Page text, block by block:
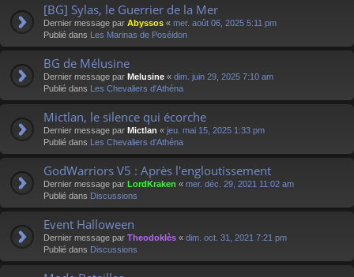
[BG] Sylas, le Guerrier de la Mer
Dernier message par Abyssos « mer. août 06, 2025 5:11 pm
Publié dans Les Marinas de Poséidon
BG de Mélusine
Dernier message par Melusine « dim. juin 29, 2025 7:10 am
Publié dans Les Chevaliers d'Athéna
Mictlan, le silence qui écorche
Dernier message par Mictlan « jeu. mai 15, 2025 1:33 pm
Publié dans Les Chevaliers d'Athéna
GodWarriors V5 : Après l'engloutissement
Dernier message par LordKraken « mer. déc. 29, 2021 11:02 am
Publié dans Discussions
Event Halloween
Dernier message par Theodoklès « dim. oct. 31, 2021 7:21 pm
Publié dans Discussions